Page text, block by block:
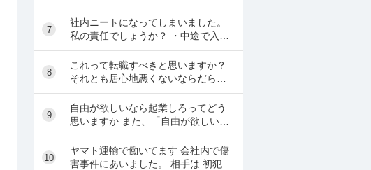
本製紙八代工場の生き埋めになって
亡くなった作業員は労災が認められ
るのですか？
7
社内ニートになってしまいました。
私の責任でしょうか？ ・中途で入
社、入社後は部署の最前線で働く要
員だった ↓ ・入社2人目で妊娠し、産
休育休を合わせて2...
8
これって転職すべきと思いますか？
それとも居心地悪くないならだらだ
ら居座っていても良いでしょうか？
現在、1年半前ぐらいに産休育休から
復帰し時短勤務で働い...
9
自由が欲しいなら起業しろってどう
思いますか また、「自由が欲しいな
ら起業しろ」という考え方は、労働
環境の改善が不要だという意味には
ならないと思うのですが
10
ヤマト運輸で働いてます 会社内で傷
害事件にあいました。 相手は 初犯の